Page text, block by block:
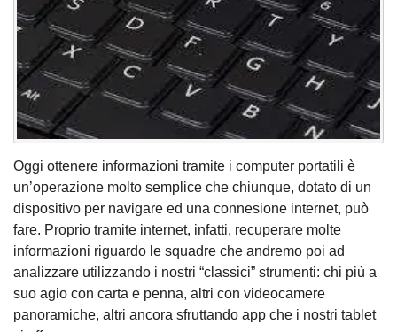
Oggi ottenere informazioni tramite i computer portatili è
un’operazione molto semplice che chiunque, dotato di un
dispositivo per navigare ed una connesione internet, può
fare. Proprio tramite internet, infatti, recuperare molte
informazioni riguardo le squadre che andremo poi ad
analizzare utilizzando i nostri “classici” strumenti: chi più a
suo agio con carta e penna, altri con videocamere
panoramiche, altri ancora sfruttando app che i nostri tablet